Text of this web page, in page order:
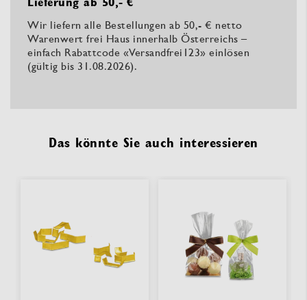
Wir liefern alle Bestellungen ab 50,- € netto
Warenwert frei Haus innerhalb Österreichs –
einfach Rabattcode «Versandfrei123» einlösen
(gültig bis 31.08.2026).
Das könnte Sie auch interessieren